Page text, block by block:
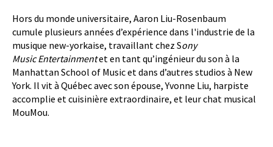
Hors du monde universitaire, Aaron Liu-Rosenbaum
cumule plusieurs années d’expérience dans l'industrie de la
musique new-yorkaise, travaillant chez Sony
Music Entertainmentet en tant qu’ingénieur du son à la
Manhattan School of Music et dans d’autres studios à New
York. Il vit à Québec avec son épouse, Yvonne Liu, harpiste
accomplie et cuisinière extraordinaire, et leur chat musical
MouMou.